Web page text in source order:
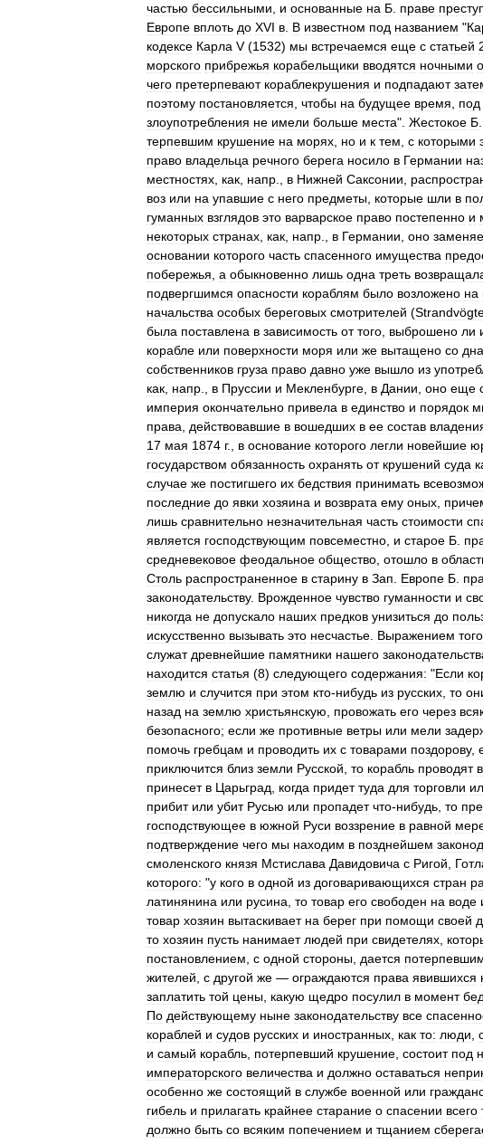
частью бессильными и основанные на Б праве
Европе вплоть до XVI в В известном под названием "
кодексе Карла V(1532) мы встречаемся еще с статьей
морского прибрежья корабельщики вводятся ночными
чего претерпевают кораблекрушения и подпадают
поэтому постановляется чтобы на будущее время под
злоупотребления не имели больше места". Жестокое Б
терпевшим крушение на морях но и к тем с которыми
право владельца речного берега носило в Германии
местностях как напр в Нижней Саксонии
воз или на упавшие с него предметы которые шли в
гуманных взглядов это варварское право постепенно и
некоторых странах как напр в Германии оно
основании которого часть спасенного имущества
побережья а обыкновенно лишь одна треть
подвергшимся опасности кораблям было возложено на
начальства особых береговых смотрителей (
была поставлена в зависимость от того выброшено ли
корабле или поверхности моря или же вытащено со дна
собственников груза право давно уже вышло из
как напр в Пруссии и Мекленбурге в Дании оно еще
империя окончательно привела в единство и порядок
права
действовавшие в вошедших в ее состав
17 мая 1874 г., в основание которого легли новейшие
государством обязанность охранять от крушений суда
случае же постигшего их бедствия принимать
последние до явки хозяина и возврата ему оных
лишь сравнительно незначительная часть стоимости
является господствующим повсеместно и старое Б
средневековое феодальное общество отошло в
Столь распространенное в старину в Зап Европе Б
законодательству. Врожденное чувство гуманности и
никогда не допускало наших предков унизиться до
искусственно вызывать это несчастье Выражением того
служат древнейшие памятники нашего
находится статья (8) следующего содержания: "Если
землю и случится при этом кто-нибудь из русских то
назад на землю христьянскую провожать его через
безопасного; если же противные ветры или мели
помочь гребцам и проводить их с товарами поздорову,
приключится близ земли Русской то корабль проводят в
принесет в Царьград когда придет туда для торговли
прибит или убит Русью или пропадет что-нибудь то
господствующее в южной Руси воззрение в равной
подтверждение чего мы находим в позднейшем
смоленского князя Мстислава Давидовича с Ригой
которого: "у кого в одной из договаривающихся стран
латинянина или русина то товар его свободен на воде
товар хозяин вытаскивает на берег при помощи своей
то хозяин пусть нанимает людей при свидетелях
постановлением с одной стороны дается
жителей с другой же — ограждаются права явившихся
заплатить той цены какую щедро посулил в момент
По действующему ныне законодательству все
кораблей и судов русских и иностранных как то: люди
и самый корабль потерпевший крушение состоит под
императорского величества и должно оставаться
особенно же состоящий в службе военной или
гибель и прилагать крайнее старание о спасении всего
должно быть со всяким попечением и тщанием